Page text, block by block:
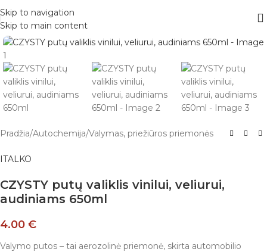
Skip to navigation
Skip to main content
Pradžia/Autochemija/Valymas, priežiūros priemonės
ITALKO
CZYSTY putų valiklis vinilui, veliurui,
audiniams 650ml
4.00 €
Valymo putos – tai aerozolinė priemonė, skirta automobilio